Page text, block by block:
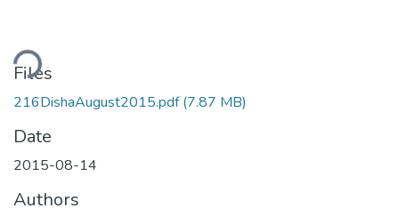
Files
216DishaAugust2015.pdf(7.87 MB)
Date
2015-08-14
Authors